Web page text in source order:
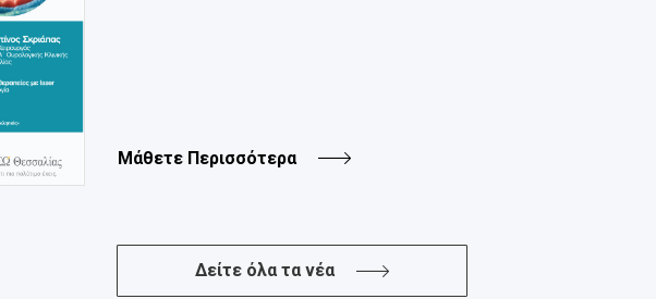
Μάθετε Περισσότερα
Δείτε όλα τα νέα